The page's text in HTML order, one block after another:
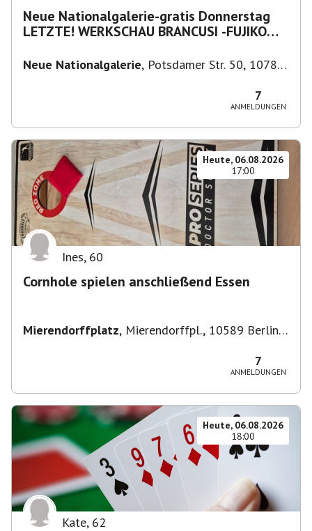
Neue Nationalgalerie-gratis Donnerstag
LETZTE! WERKSCHAU BRANCUSI -FUJIKO
Neue Nationalgalerie, Potsdamer Str. 50, 10785
7
ANMELDUNGEN
Heute, 06.08.2026
17:00
Ines, 60
Cornhole spielen anschließend Essen
Mierendorffplatz, Mierendorffpl., 10589 Berlin-
7
ANMELDUNGEN
Heute, 06.08.2026
18:00
Kate, 62